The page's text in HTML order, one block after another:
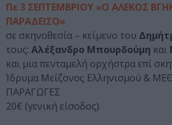
Πε 3 ΣΕΠΤΕΜΒΡΙΟΥ «Ο ΑΛΕΚΟΣ
ΠΑΡΑΔΕΙΣΟ»
σε σκηνοθεσία – κείμενο του
τους: Αλέξανδρο Μπουρδούμη και
και μια πενταμελή ορχήστρα επί
Ίδρυμα Μείζονος Ελληνισμού &
ΠΑΡΑΓΩΓΕΣ
20€ (γενική είσοδος)